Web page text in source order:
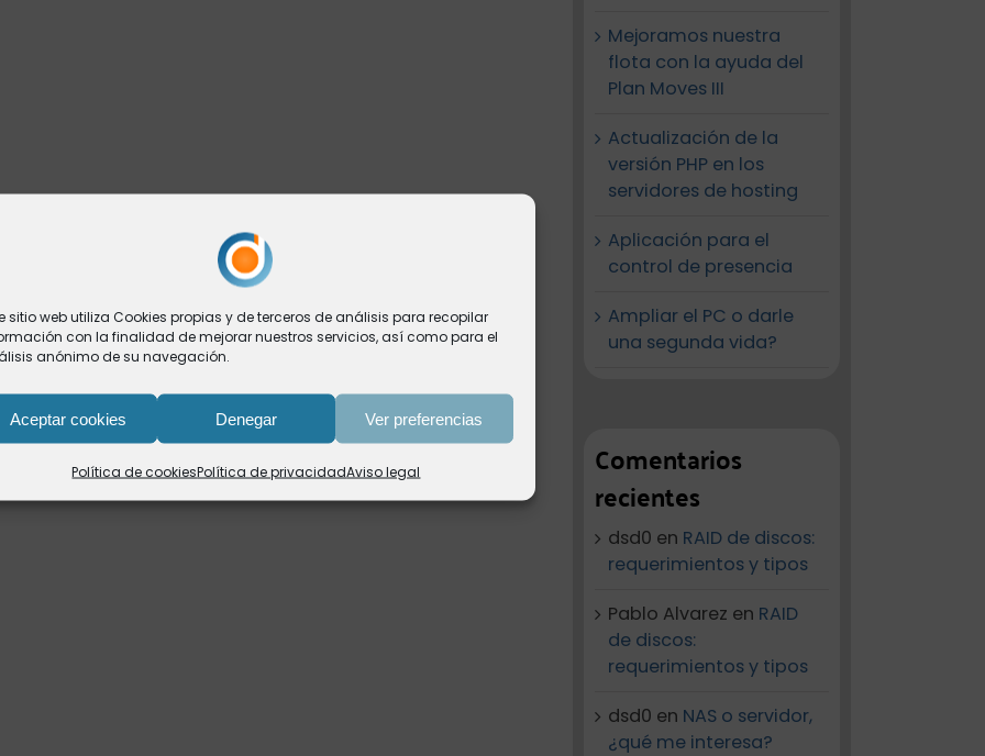
sitio web utiliza Cookies propias y de terceros de análisis para recopilar
con la finalidad de mejorar nuestros servicios, así como para el
anónimo de su navegación.
Aceptar cookies Denegar Ver preferencias
Política de cookiesPolítica de privacidadAviso legal
Mejoramos nuestra
flota con la ayuda del
Plan Moves III
Actualización de la
versión PHP en los
servidores de hosting
Aplicación para el
control de presencia
Ampliar el PC o darle
una segunda vida?
Comentarios
recientes
dsd0 en RAID de discos:
requerimientos y tipos
Pablo Alvarez en RAID
de discos:
requerimientos y tipos
dsd0 en NAS o servidor,
¿qué me interesa?